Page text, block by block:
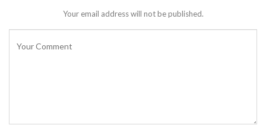
Your email address will not be published.